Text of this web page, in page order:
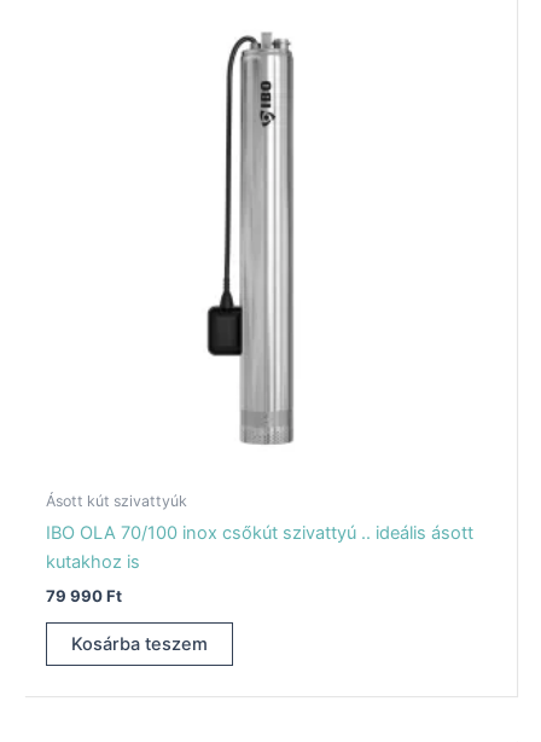
Ásott kút szivattyúk
IBO OLA 70/100 inox csőkút szivattyú .. ideális ásott
kutakhoz is
79 990Ft
Kosárba teszem